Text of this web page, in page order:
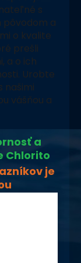
s
pôvodom a
o kvalite
prešli
a o ich
Urobte
našimi
vášňou a
a
Chlorito
je